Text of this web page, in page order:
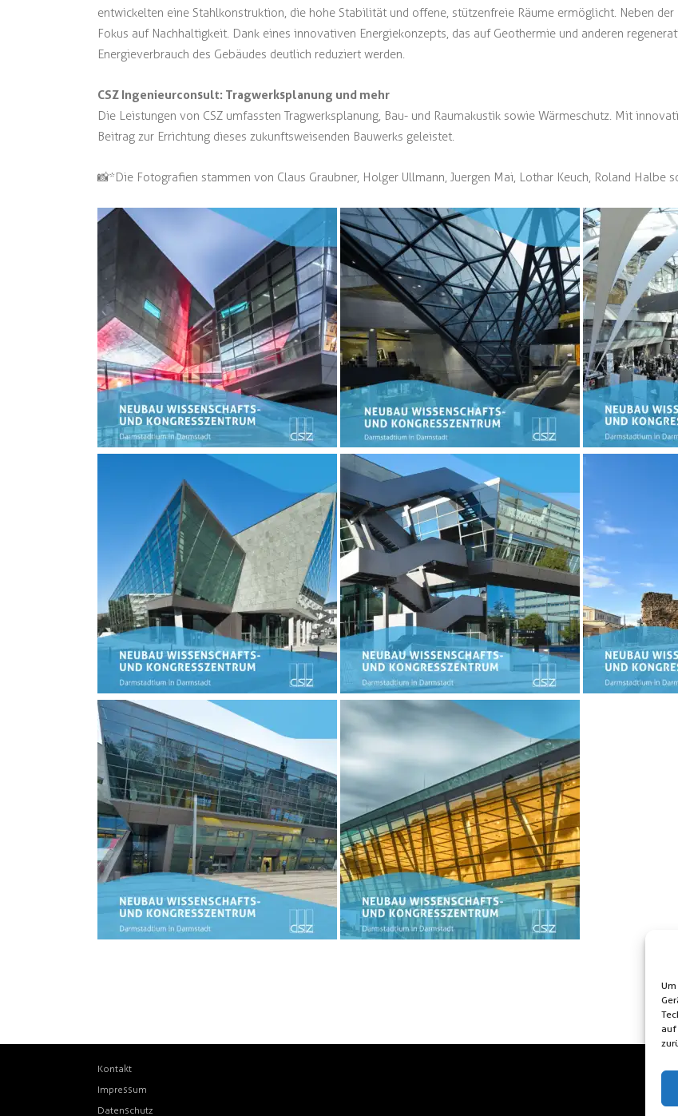
auf
entwickelten eine Stahlkonstruktion, die hohe Stabilität und offene, stützenfreie Räume ermöglicht. Neben
Fokus auf Nachhaltigkeit. Dank eines innovativen Energiekonzepts, das auf Geothermie und anderen
Energieverbrauch des Gebäudes deutlich reduziert werden.
CSZ Ingenieurconsult: Tragwerksplanung und mehr
Die Leistungen von CSZ umfassten Tragwerksplanung, Bau- und Raumakustik sowie Wärmeschutz. Mit
Beitrag zur Errichtung dieses zukunftsweisenden Bauwerks geleistet.
📸*Die Fotografien stammen von Claus Graubner, Holger Ullmann, Juergen Mai, Lothar Keuch, Roland Halbe
Kontakt
Impressum
Datenschutz